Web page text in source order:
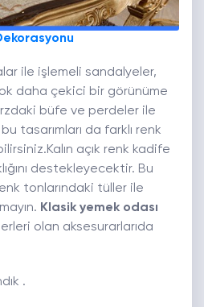
ile işlemeli sandalyeler,
daha çekici bir görünüme
büfe ve perdeler ile
tasarımları da farklı renk
açık renk kadife
destekleyecektir. Bu
tonlarındaki tüller ile
Klasik yemek odası
olan aksesurarlarıda
.